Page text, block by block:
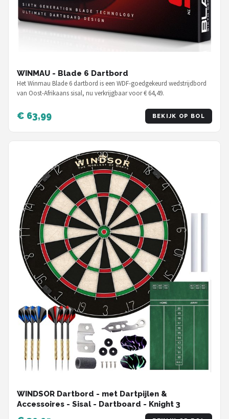
WINMAU - Blade 6 Dartbord
Het Winmau Blade 6 dartbord is een WDF-goedgekeurd wedstrijdbord
van Oost-Afrikaans sisal, nu verkrijgbaar voor € 64,49.
€ 63,99 BEKIJK OP BOL
WINDSOR Dartbord - met Dartpijlen &
Accessoires - Sisal - Dartboard - Knight 3